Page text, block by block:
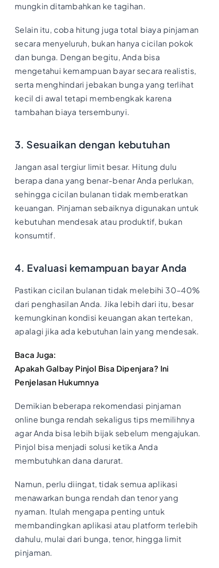
mungkin ditambahkan ke tagihan.
Selain itu, coba hitung juga total biaya pinjaman
secara menyeluruh, bukan hanya cicilan pokok
dan bunga. Dengan begitu, Anda bisa
mengetahui kemampuan bayar secara realistis,
serta menghindari jebakan bunga yang terlihat
kecil di awal tetapi membengkak karena
tambahan biaya tersembunyi.
3. Sesuaikan dengan kebutuhan
Jangan asal tergiur limit besar. Hitung dulu
berapa dana yang benar-benar Anda perlukan,
sehingga cicilan bulanan tidak memberatkan
keuangan. Pinjaman sebaiknya digunakan untuk
kebutuhan mendesak atau produktif, bukan
konsumtif.
4. Evaluasi kemampuan bayar Anda
Pastikan cicilan bulanan tidak melebihi 30–40%
dari penghasilan Anda. Jika lebih dari itu, besar
kemungkinan kondisi keuangan akan tertekan,
apalagi jika ada kebutuhan lain yang mendesak.
Baca Juga:
Apakah Galbay Pinjol Bisa Dipenjara? Ini
Penjelasan Hukumnya
Demikian beberapa rekomendasi pinjaman
online bunga rendah sekaligus tips memilihnya
agar Anda bisa lebih bijak sebelum mengajukan.
Pinjol bisa menjadi solusi ketika Anda
membutuhkan dana darurat.
Namun, perlu diingat, tidak semua aplikasi
menawarkan bunga rendah dan tenor yang
nyaman. Itulah mengapa penting untuk
membandingkan aplikasi atau platform terlebih
dahulu, mulai dari bunga, tenor, hingga limit
pinjaman.